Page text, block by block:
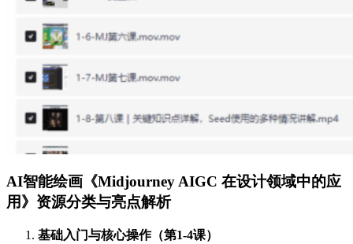
AI智能绘画《Midjourney AIGC 在设计领域中的应
用》资源分类与亮点解析
基础入门与核心操作（第1-4课）